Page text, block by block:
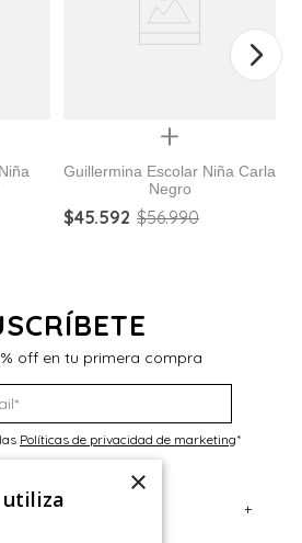
Quickview
Guillermina Escolar Niña Carla
Negro
$45.592 $56.990
off en tu primera compra
Políticas de privacidad de marketing*
+
×